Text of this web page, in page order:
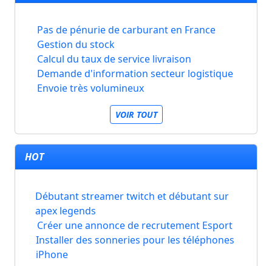
Pas de pénurie de carburant en France
Gestion du stock
Calcul du taux de service livraison
Demande d'information secteur logistique
Envoie très volumineux
VOIR TOUT
HOT
Débutant streamer twitch et débutant sur
apex legends
Créer une annonce de recrutement Esport
Installer des sonneries pour les téléphones
iPhone